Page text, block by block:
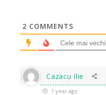
2 COMMENTS
Cele mai vechi
Cazacu Ilie
1 year ago